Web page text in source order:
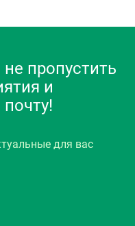
пропустить
и
для вас